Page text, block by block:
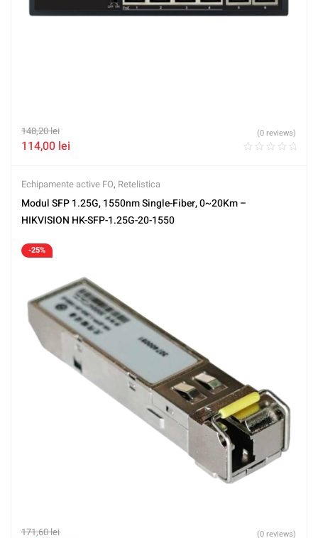
148,20lei
114,00 lei
(0 reviews)
Echipamente active FO, Retelistica
Modul SFP 1.25G, 1550nm Single-Fiber, 0~20Km –
HIKVISION HK-SFP-1.25G-20-1550
-25%
171,60lei (0 reviews)